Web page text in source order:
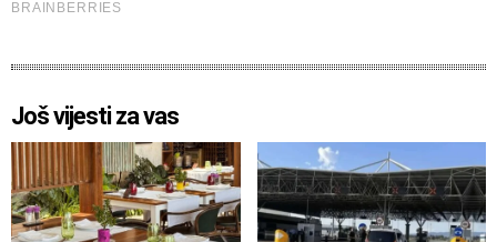
Još vijesti za vas